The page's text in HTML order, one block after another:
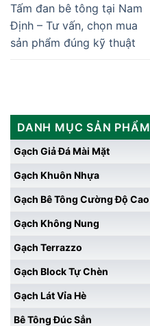
Tấm đan bê tông tại Nam
Định – Tư vấn, chọn mua
sản phẩm đúng kỹ thuật
DANH MỤC SẢN PHẨM
Gạch Giả Đá Mài Mặt
Gạch Khuôn Nhựa
Gạch Bê Tông Cường Độ Cao
Gạch Không Nung
Gạch Terrazzo
Gạch Block Tự Chèn
Gạch Lát Vỉa Hè
Bê Tông Đúc Sẳn